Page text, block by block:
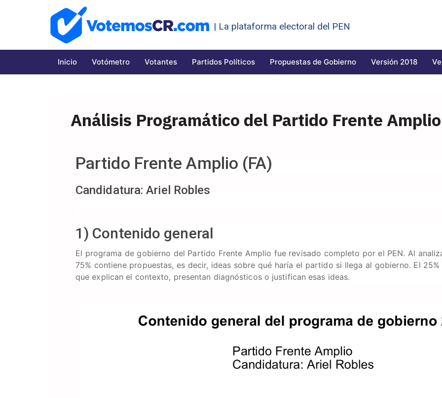
| La plataforma electoral del PEN
Inicio Votómetro Votantes Partidos Políticos Propuestas de Gobierno Versión 2018
Análisis Programático del Partido Frente Amplio
Partido Frente Amplio (FA)
Candidatura: Ariel Robles
1) Contenido general
El programa de gobierno del Partido Frente Amplio fue revisado completo por el PEN. Al
75% contiene propuestas, es decir, ideas sobre qué haría el partido si llega al gobierno. El
que explican el contexto, presentan diagnósticos o justifican esas ideas.